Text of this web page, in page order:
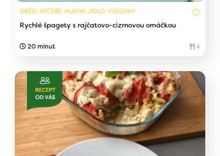
OBĚD, VEČEŘE, HLAVNÍ JÍDLO, VŠECHNY
Rychlé špagety s rajčatovo-cizrnovou omáčkou
20 minut 4